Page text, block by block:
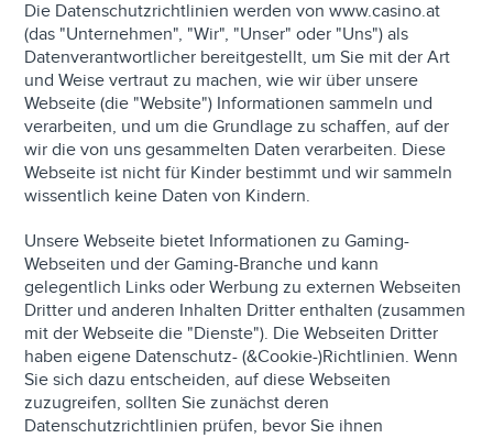
Die Datenschutzrichtlinien werden von www.casino.at
(das "Unternehmen", "Wir", "Unser" oder "Uns") als
Datenverantwortlicher bereitgestellt, um Sie mit der Art
und Weise vertraut zu machen, wie wir über unsere
Webseite (die "Website") Informationen sammeln und
verarbeiten, und um die Grundlage zu schaffen, auf der
wir die von uns gesammelten Daten verarbeiten. Diese
Webseite ist nicht für Kinder bestimmt und wir sammeln
wissentlich keine Daten von Kindern.
Unsere Webseite bietet Informationen zu Gaming-
Webseiten und der Gaming-Branche und kann
gelegentlich Links oder Werbung zu externen Webseiten
Dritter und anderen Inhalten Dritter enthalten (zusammen
mit der Webseite die "Dienste"). Die Webseiten Dritter
haben eigene Datenschutz- (&Cookie-)Richtlinien. Wenn
Sie sich dazu entscheiden, auf diese Webseiten
zuzugreifen, sollten Sie zunächst deren
Datenschutzrichtlinien prüfen, bevor Sie ihnen